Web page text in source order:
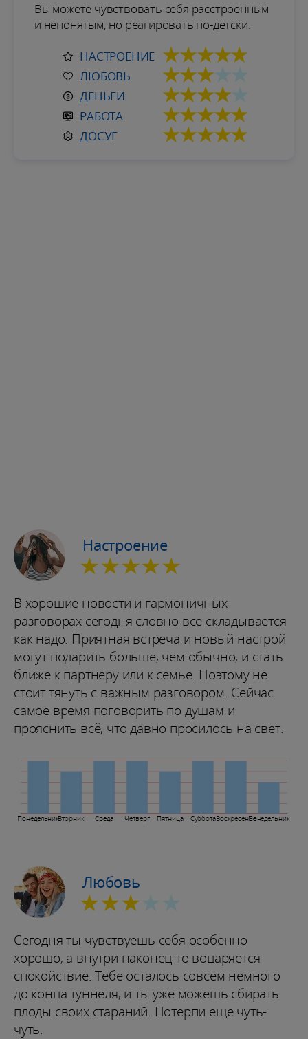
Вы можете чувствовать себя расстроенным
и непонятым, но реагировать по-детски.
НАСТРОЕНИЕ ★★★★★
ЛЮБОВЬ ★★★★★
ДЕНЬГИ ★★★★★
РАБОТА ★★★★★
ДОСУГ ★★★★★
Настроение
★★★★★
ПонедельникВторник Среда Четверг Пятница СубботаВоскресеньеПонедельник
В хорошие новости и гармоничных
разговорах сегодня словно все складывается
как надо. Приятная встреча и новый настрой
могут подарить больше, чем обычно, и стать
ближе к партнёру или к семье. Поэтому не
стоит тянуть с важным разговором. Сейчас
самое время поговорить по душам и
прояснить всё, что давно просилось на свет.
Любовь
★★★★★
Сегодня ты чувствуешь себя особенно
хорошо, а внутри наконец-то воцаряется
спокойствие. Тебе осталось совсем немного
до конца туннеля, и ты уже можешь сбирать
плоды своих стараний. Потерпи еще чуть-
чуть.